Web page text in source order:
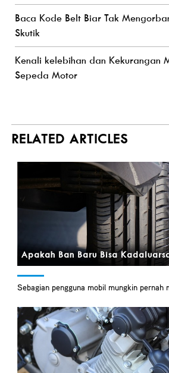
Baca Kode Belt Biar Tak
Skutik
Kenali kelebihan dan Kekurangan
Sepeda Motor
RELATED ARTICLES
Apakah Ban Baru Bisa
Sebagian pengguna mobil mungkin pernah